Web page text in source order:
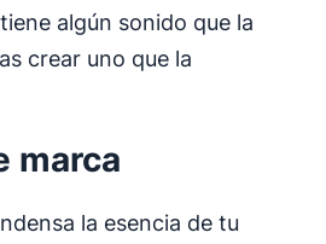
algún sonido que la
crear uno que la
marca
la esencia de tu